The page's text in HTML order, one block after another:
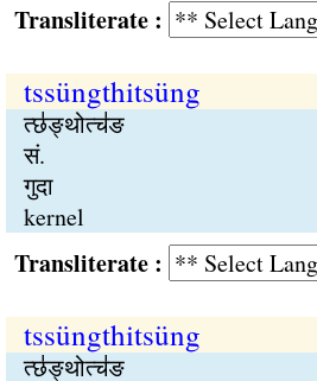
:
tssüngthitsüng
त्छ॑ङ्थोत्च॑ङ
सं.
गुदा
kernel
:
tssüngthitsüng
त्छ॑ङ्थोत्च॑ङ